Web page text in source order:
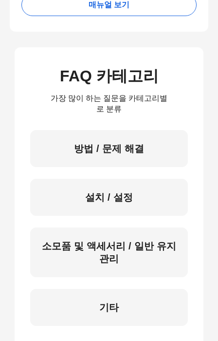
매뉴얼 보기
FAQ 카테고리
가장 많이 하는 질문을 카테고리별
로 분류
방법 / 문제 해결
설치 / 설정
소모품 및 액세서리 / 일반 유지
관리
기타